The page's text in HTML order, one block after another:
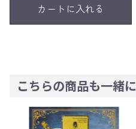
カートに入れる
こちらの商品も一緒